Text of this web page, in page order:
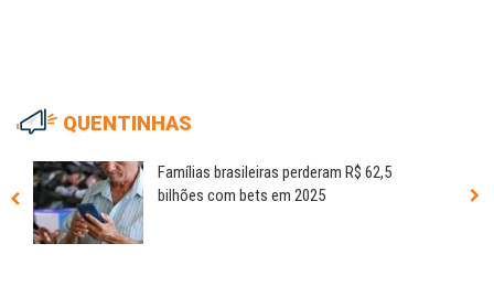
QUENTINHAS
Famílias brasileiras perderam R$ 62,5
bilhões com bets em 2025